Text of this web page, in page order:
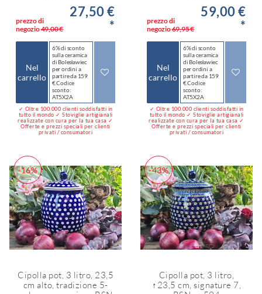
prezzo di
negozio49,00 €
27,50 €
*
Nel
carrello
6% di sconto
sulla ceramica
di Bolesławiec
per ordini a
partire da 159
€ Codice
sconto:
AT5X2A
✓ Oltre 100.000 clienti soddisfatti in
tutto il mondo ✓ Stoviglie artigianali
realizzate con cura per la tua casa ✓
Offerte e prezzi speciali per clienti
privati / consumatori
prezzo di
negozio69,95 €
59,00 €
*
Nel
carrello
6% di sconto
sulla ceramica
di Bolesławiec
per ordini a
partire da 159
€ Codice
sconto:
AT5X2A
✓ Oltre 100.000 clienti soddisfatti in
tutto il mondo ✓ Stoviglie artigianali
realizzate con cura per la tua casa ✓
Offerte e prezzi speciali per clienti
privati / consumatori
-16%
Cipolla pot, 3 litro, 23,5
cm alto, tradizione 5-
-43%
Cipolla pot, 3 litro,
↑23,5 cm, signature 7,